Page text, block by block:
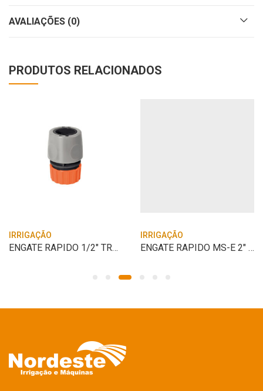
AVALIAÇÕES (0)
PRODUTOS RELACIONADOS
IRRIGAÇÃO
ENGATE RAPIDO 1/2″ TRAMONTINA
IRRIGAÇÃO
ENGATE RAPIDO MS-E 2″ ESPIGAO MACHO X EN